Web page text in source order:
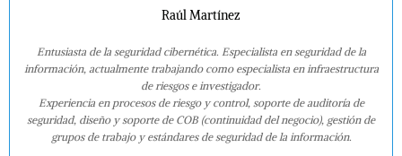
Raúl Martínez
Entusiasta de la seguridad cibernética. Especialista en seguridad de la
información, actualmente trabajando como especialista en infraestructura
de riesgos e investigador.
Experiencia en procesos de riesgo y control, soporte de auditoría de
seguridad, diseño y soporte de COB (continuidad del negocio), gestión de
grupos de trabajo y estándares de seguridad de la información.